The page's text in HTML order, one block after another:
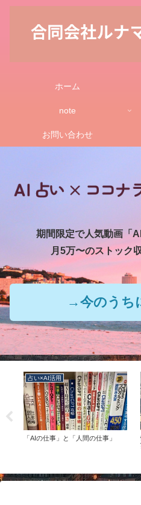
ホーム
note
お問い合わせ
期間限定で人気動画「
月5万〜のストック
→今のうち
占い×AI活用
「AIの仕事」と「人間の仕事」